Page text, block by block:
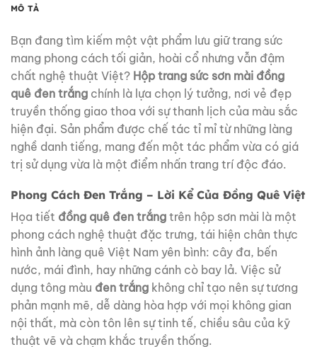
MÔ TẢ
Bạn đang tìm kiếm một vật phẩm lưu giữ trang sức
mang phong cách tối giản, hoài cổ nhưng vẫn đậm
chất nghệ thuật Việt? Hộp trang sức sơn mài đồng
quê đen trắng chính là lựa chọn lý tưởng, nơi vẻ đẹp
truyền thống giao thoa với sự thanh lịch của màu sắc
hiện đại. Sản phẩm được chế tác tỉ mỉ từ những làng
nghề danh tiếng, mang đến một tác phẩm vừa có giá
trị sử dụng vừa là một điểm nhấn trang trí độc đáo.
Phong Cách Đen Trắng – Lời Kể Của Đồng Quê Việt
Họa tiết đồng quê đen trắng trên hộp sơn mài là một
phong cách nghệ thuật đặc trưng, tái hiện chân thực
hình ảnh làng quê Việt Nam yên bình: cây đa, bến
nước, mái đình, hay những cánh cò bay lả. Việc sử
dụng tông màu đen trắng không chỉ tạo nên sự tương
phản mạnh mẽ, dễ dàng hòa hợp với mọi không gian
nội thất, mà còn tôn lên sự tinh tế, chiều sâu của kỹ
thuật vẽ và chạm khắc truyền thống.